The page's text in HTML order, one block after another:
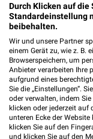
Durch Klicken auf die
Standardeinstellung
beibehalten.
Wir und unsere Partner
einem Gerät zu, wie z. B.
Browserspeichern, um
Anbieter verarbeiten Ihre
aufgrund eines
Sie die „Einstellungen“.
oder verwalten, indem
klicken oder jederzeit auf
unteren Ecke der
klicken Sie auf den
und klicken Sie auf den